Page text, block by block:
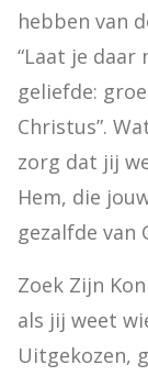
hebben van
“Laat je daar
geliefde:
Christus”.
zorg dat jij
Hem, die
gezalfde van
Zoek Zijn
als jij weet
Uitgekozen,